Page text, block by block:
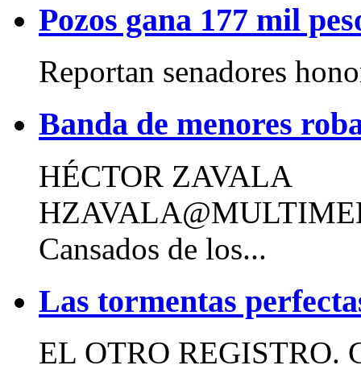
Pozos gana 177 mil
Reportan senadores
Banda de menores
HÉCTOR ZAVALA
Cansados de los...
Las tormentas
EL OTRO REGISTRO.